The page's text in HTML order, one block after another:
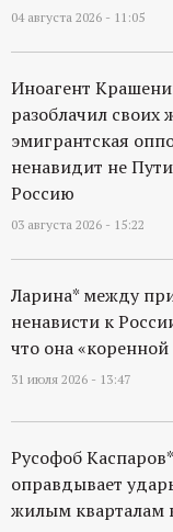
04 августа 2026 - 11:05
Иноагент
разоблачил своих
эмигрантская
ненавидит не
Россию
03 августа 2026 - 15:22
Ларина* между
ненависти к
что она
31 июля 2026 - 13:47
Русофоб Каспаров*
оправдывает
жилым кварталам